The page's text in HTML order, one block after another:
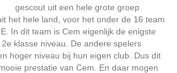
gescout uit een hele grote groep
het hele land, voor het onder de 16 team
In dit team is Cem eigenlijk de enigste
klasse niveau. De andere spelers
hoger niveau bij hun eigen club. Dus dit
prestatie van Cem. En daar mogen